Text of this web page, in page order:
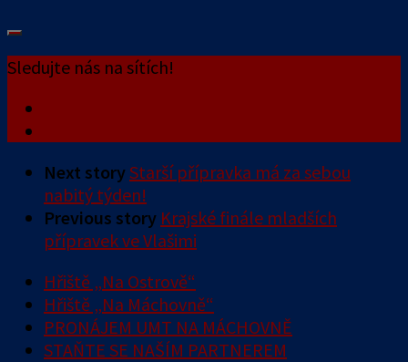
Sledujte nás na sítích!
Next storyStarší přípravka má za sebou
nabitý týden!
Previous story Krajské finále mladších
přípravek ve Vlašimi
Hřiště „Na Ostrově“
Hřiště „Na Máchovně“
PRONÁJEM UMT NA MÁCHOVNĚ
STAŇTE SE NAŠÍM PARTNEREM